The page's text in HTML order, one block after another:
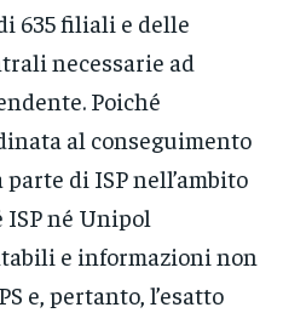
635 filiali e delle
necessarie ad
Poiché
al conseguimento
di ISP nell’ambito
ISP né Unipol
e informazioni non
e, pertanto, l’esatto